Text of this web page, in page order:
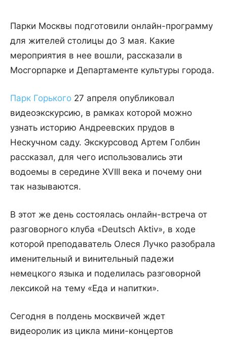
Парки Москвы подготовили онлайн-программу
для жителей столицы до 3 мая. Какие
мероприятия в нее вошли, рассказали в
Мосгорпарке и Департаменте культуры города.
Парк Горького 27 апреля опубликовал
видеоэкскурсию, в рамках которой можно
узнать историю Андреевских прудов в
Нескучном саду. Экскурсовод Артем Голбин
рассказал, для чего использовались эти
водоемы в середине XVIII века и почему они
так называются.
В этот же день состоялась онлайн-встреча от
разговорного клуба «Deutsch Aktiv», в ходе
которой преподаватель Олеся Лучко разобрала
именительный и винительный падежи
немецкого языка и поделилась разговорной
лексикой на тему «Еда и напитки».
Сегодня в полдень москвичей ждет
видеоролик из цикла мини-концертов